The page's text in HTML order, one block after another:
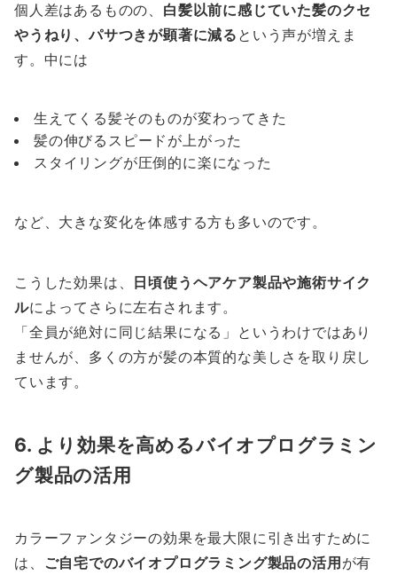
個人差はあるものの、 白髪以前に感じていた髪のクセ
やうねり、パサつきが顕著に減る という声が増えま
す。中には
生えてくる髪そのものが変わってきた
髪の伸びるスピードが上がった
スタイリングが圧倒的に楽になった
など、大きな変化を体感する方も多いのです。
こうした効果は、
日頃使うヘアケア製品や施術サイク
ルによってさらに左右されます。
「全員が絶対に同じ結果になる」というわけではあり
ませんが、多くの方が髪の本質的な美しさを取り戻し
ています。
6. より効果を高めるバイオプログラミン
グ製品の活用
カラーファンタジーの効果を最大限に引き出すために
は、
ご自宅でのバイオプログラミング製品の活用 が有